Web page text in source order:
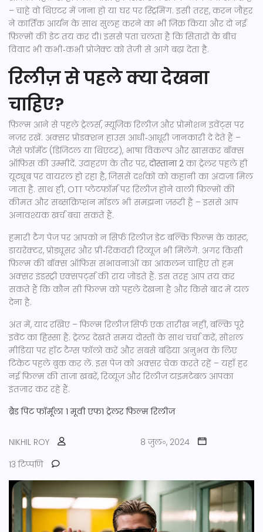
– चाहे वो थिएटर में जाना हो या घर पर स्ट्रिमिंग. इसी तरह, करन जौहर
ने कार्तिक आर्यन के साथ सुलह करने का भी ज़िक्र किया और दो नई
फ़िल्मों की डेट तय कर दी। इससे पता चलता है कि सितारों के बीच
विवाद भी कभी‑कभी प्रोजेक्ट को तेज़ी से आगे बढ़ा देता है.
रिलीज़ से पहले क्या देखना
चाहिए?
फ़िल्म आने से पहले ट्रेलर्स, म्यूज़िक रिलीज़ और प्रोमोशन इवेंट्स पर
नज़र रखें. अक्सर प्रोडक्शन हाउस आधी‑आधूरी जानकारी दे देते हैं –
जैसे फ़ॉर्मेट (डिजिटल या थिएटर), भाषा विकल्प और खासकर बॉक्स
ऑफिस की उम्मीदें. उदाहरण के तौर पर,दोस्‍ताना 2का ट्रेलर पहले ही
यूट्यूब पर वायरल हो रहा है, जिससे दर्शकों को कहानी का अंदाज़ा मिल
जाता है. साथ ही, OTT प्लेटफ़ॉर्म पर रिलीज़ होने वाली फ़िल्मों की
कीमत और सब्सक्रिप्शन मॉडल भी समझना ज़रूरी है – इससे आप
अनावश्यक खर्च बचा सकते हैं.
हमारी टैग पेज पर आपको न सिर्फ रिलीज़ डेट बल्कि फिल्म के कास्ट,
डायरेक्टर, प्रोड्यूसर और प्री‑रिकवरी रिव्यूज़ भी मिलेंगे. अगर किसी
फ़िल्म की बॉक्स ऑफिस संभावनाओं का आंकलन चाहिए तो हम
अक्सर इंडस्ट्री एक्सपर्ट्स की राय जोड़ते हैं. इस तरह आप तय कर
सकते हैं कि कौन सी फिल्म को पहले देखना है और किसे बाद में टाल
देना है.
अंत में, याद रखिए – फ़िल्म रिलीज़ सिर्फ एक तारीख नहीं, बल्कि पूरे
इवेंट का हिस्सा है. ट्रेलर देखते समय दोस्तों के साथ चर्चा करें, सोशल
मीडिया पर हॉट टैग्स फॉलो करें और सबसे बढ़िया अनुभव के लिए
टिकेट पहले बुक कर लें. इस पेज को अक्सर चेक करते रहें – यहाँ हर
नई फ़िल्म की ताज़ा खबरें, रिव्यूज़ और रिलीज़ टाइमटेबल आपका
इंतजार कर रहे हैं.
ब्रैड पिट फॉर्मूला 1 मूवी एफ1 ट्रेलर फिल्म रिलीज
NIKHIL ROY
8 जुल॰, 2024
13 टिप्पणि